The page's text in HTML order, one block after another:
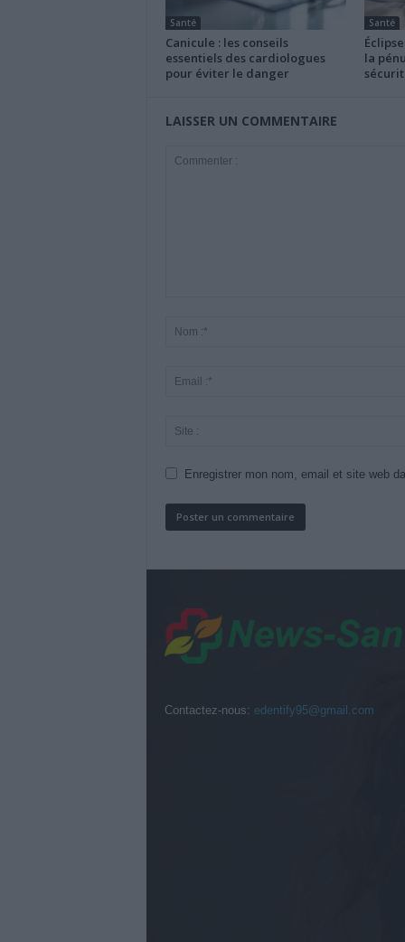
Santé
Canicule : les conseils
essentiels des cardiologues
pour éviter le danger
Santé
la
LAISSER UN COMMENTAIRE
Enregistrer mon nom, email et site web
Contactez-nous: edentify95@gmail.com